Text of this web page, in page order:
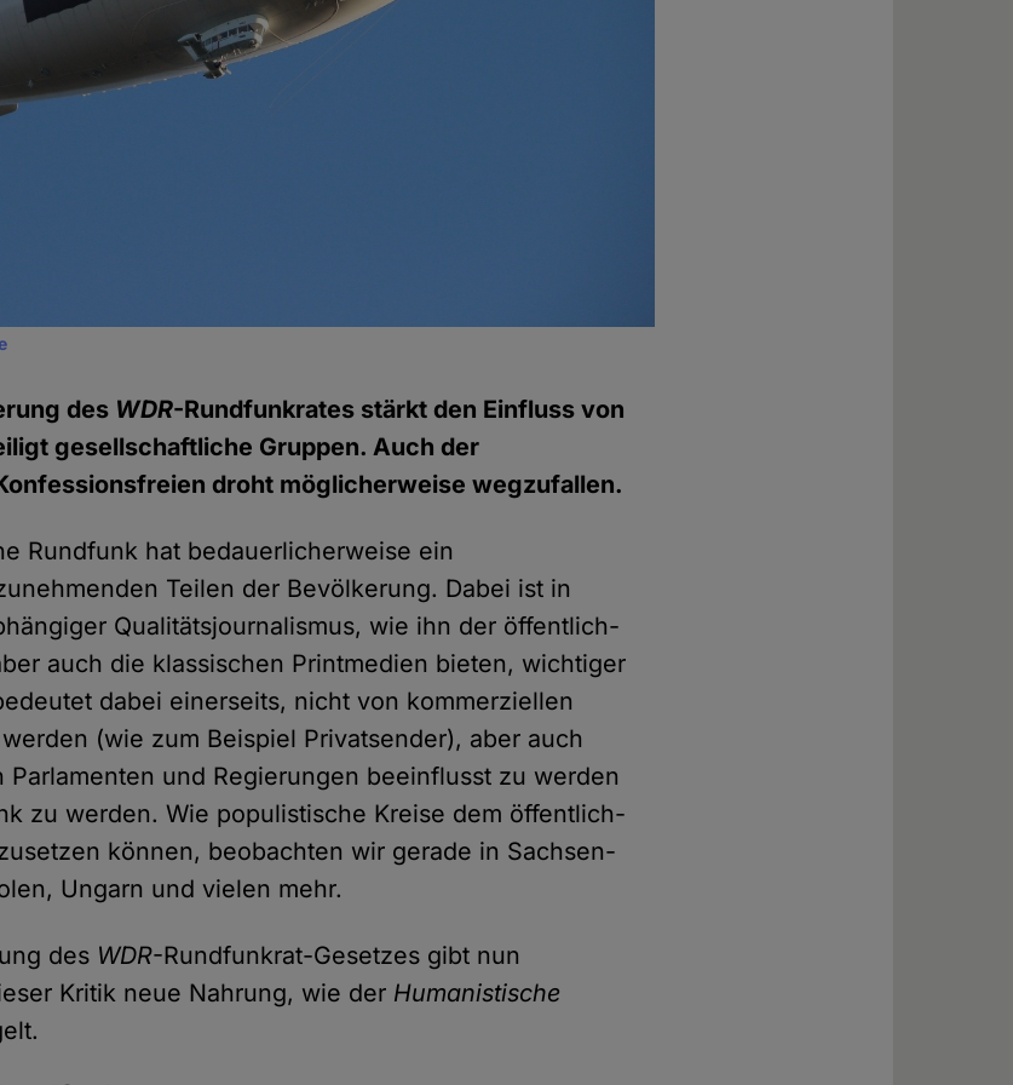
des WDR-Rundfunkrates stärkt den Einfluss von
gesellschaftliche Gruppen. Auch der
droht möglicherweise wegzufallen.
Rundfunk hat bedauerlicherweise ein
Teilen der Bevölkerung. Dabei ist in
Qualitätsjournalismus, wie ihn der öffentlich-
auch die klassischen Printmedien bieten, wichtiger
dabei einerseits, nicht von kommerziellen
(wie zum Beispiel Privatsender), aber auch
Parlamenten und Regierungen beeinflusst zu werden
zu werden. Wie populistische Kreise dem öffentlich-
können, beobachten wir gerade in Sachsen-
Ungarn und vielen mehr.
des WDR-Rundfunkrat-Gesetzes gibt nun
Kritik neue Nahrung, wie der Humanistische